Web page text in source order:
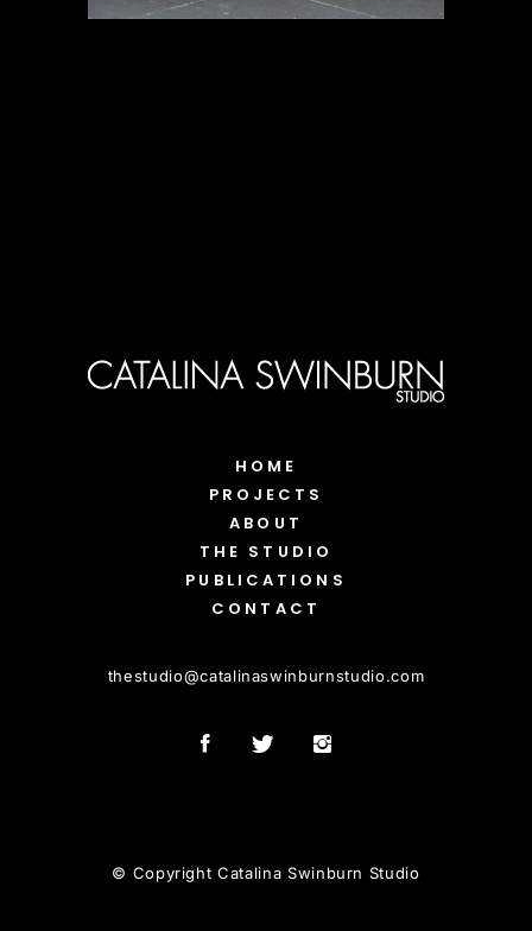
HOME
PROJECTS
ABOUT
THE STUDIO
PUBLICATIONS
CONTACT
thestudio@catalinaswinburnstudio.com
© Copyright Catalina Swinburn Studio